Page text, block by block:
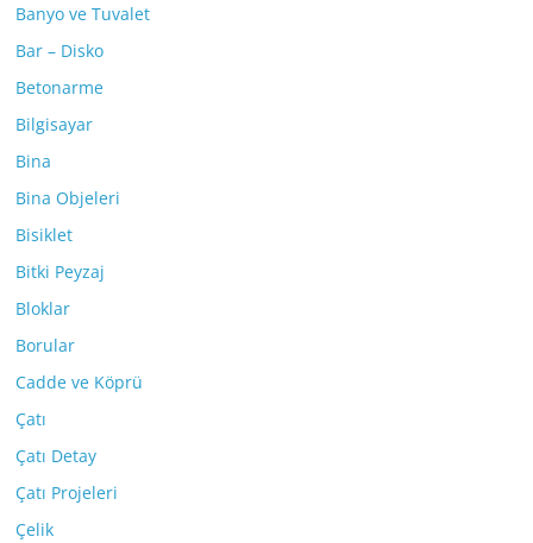
Banyo ve Tuvalet
Bar – Disko
Betonarme
Bilgisayar
Bina
Bina Objeleri
Bisiklet
Bitki Peyzaj
Bloklar
Borular
Cadde ve Köprü
Çatı
Çatı Detay
Çatı Projeleri
Çelik